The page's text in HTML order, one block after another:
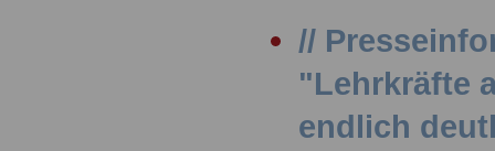
//
"Lehrkräfte
endlich